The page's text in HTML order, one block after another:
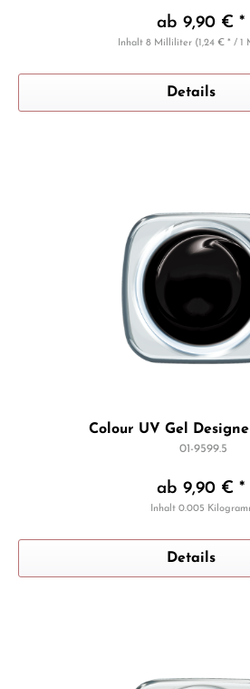
ab 9,90 € *
Inhalt8 Milliliter (1,24 € * /
Details
Colour UV Gel
01-9599.5
ab 9,90 € *
Inhalt 0.005
Details